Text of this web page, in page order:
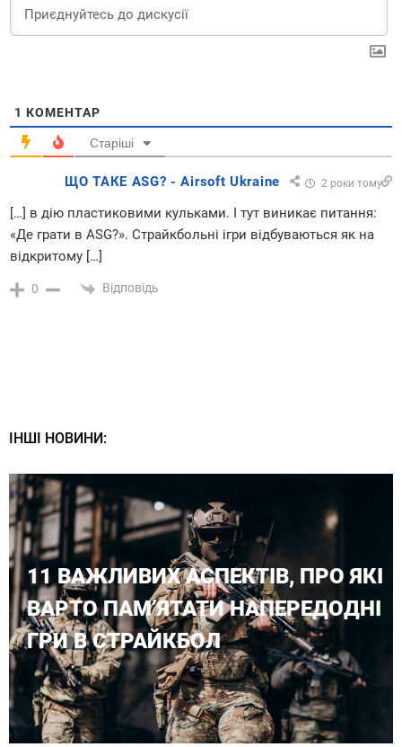
1 КОМЕНТАР
Старіші
ЩО ТАКЕ ASG? - Airsoft Ukraine 2 роки тому
[…] в дію пластиковими кульками. І тут виникає питання:
«Де грати в ASG?». Страйкбольні ігри відбуваються як на
відкритому […]
0 Відповідь
ІНШІ НОВИНИ:
11 ВАЖЛИВИХ АСПЕКТІВ, ПРО ЯКІ
ВАРТО ПАМ’ЯТАТИ НАПЕРЕДОДНІ
ГРИ В СТРАЙКБОЛ